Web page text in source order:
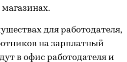
для работодателя,
на зарплатный
в офис работодателя и